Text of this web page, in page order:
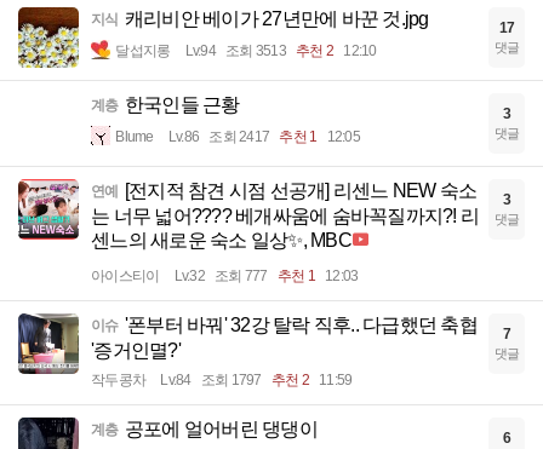
지식 캐리비안 베이가 27년만에 바꾼 것.jpg
달섭지롱 Lv.94 조회 3513 추천 2 12:10
17
댓글
계층 한국인들 근황
Blume Lv.86 조회 2417 추천 1 12:05
3
댓글
연예
[전지적 참견 시점 선공개] 리센느 NEW 숙소
는 너무 넓어???? 베개싸움에 숨바꼭질까지?! 리
센느의 새로운 숙소 일상✨, MBC
아이스티이 Lv.32 조회 777 추천 1 12:03
3
댓글
이슈 '폰부터 바꿔' 32강 탈락 직후.. 다급했던 축협
'증거인멸?'
작두콩차 Lv.84 조회 1797 추천 2 11:59
7
댓글
계층 공포에 얼어버린 댕댕이 6